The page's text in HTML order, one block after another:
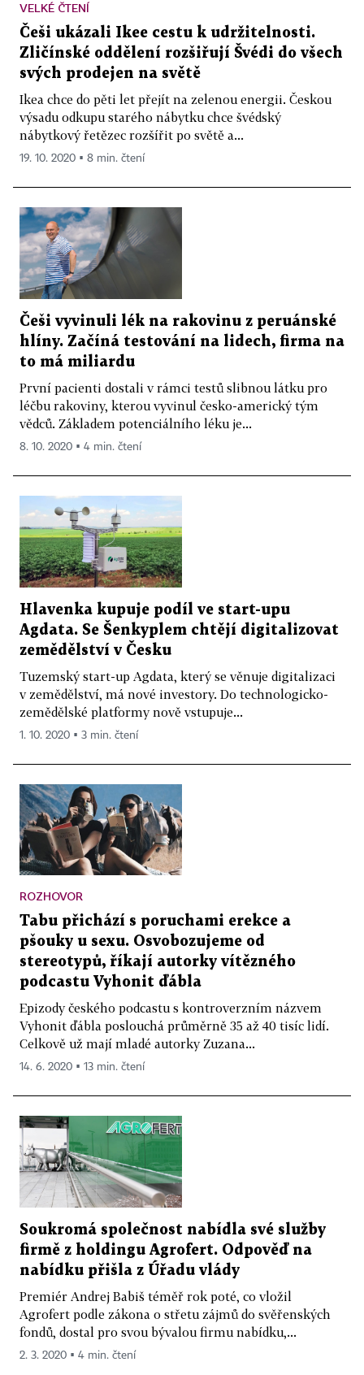
VELKÉ ČTENÍ
Češi ukázali Ikee cestu k udržitelnosti.
Zličínské oddělení rozšiřují Švédi do všech
svých prodejen na světě
Ikea chce do pěti let přejít na zelenou energii. Českou
výsadu odkupu starého nábytku chce švédský
nábytkový řetězec rozšířit po světě a...
19. 10. 2020 ▪ 8 min. čtení
Češi vyvinuli lék na rakovinu z peruánské
hlíny. Začíná testování na lidech, firma na
to má miliardu
První pacienti dostali v rámci testů slibnou látku pro
léčbu rakoviny, kterou vyvinul česko-americký tým
vědců. Základem potenciálního léku je...
8. 10. 2020 ▪ 4 min. čtení
Hlavenka kupuje podíl ve start-upu
Agdata. Se Šenkyplem chtějí digitalizovat
zemědělství v Česku
Tuzemský start-up Agdata, který se věnuje digitalizaci
v zemědělství, má nové investory. Do technologicko-
zemědělské platformy nově vstupuje...
1. 10. 2020 ▪ 3 min. čtení
ROZHOVOR
Tabu přichází s poruchami erekce a
pšouky u sexu. Osvobozujeme od
stereotypů, říkají autorky vítězného
podcastu Vyhonit ďábla
Epizody českého podcastu s kontroverzním názvem
Vyhonit ďábla poslouchá průměrně 35 až 40 tisíc lidí.
Celkově už mají mladé autorky Zuzana...
14. 6. 2020 ▪ 13 min. čtení
Soukromá společnost nabídla své služby
firmě z holdingu Agrofert. Odpověď na
nabídku přišla z Úřadu vlády
Premiér Andrej Babiš téměř rok poté, co vložil
Agrofert podle zákona o střetu zájmů do svěřenských
fondů, dostal pro svou bývalou firmu nabídku,...
2. 3. 2020 ▪ 4 min. čtení